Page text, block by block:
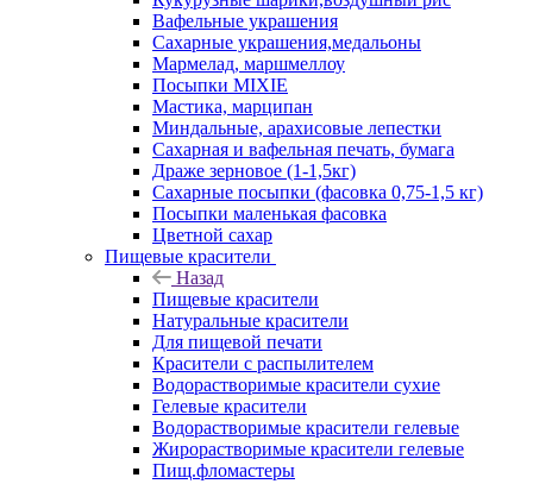
Вафельные украшения
Сахарные украшения,медальоны
Мармелад, маршмеллоу
Посыпки MIXIE
Мастика, марципан
Миндальные, арахисовые лепестки
Сахарная и вафельная печать, бумага
Драже зерновое (1-1,5кг)
Сахарные посыпки (фасовка 0,75-1,5 кг)
Посыпки маленькая фасовка
Цветной сахар
Пищевые красители
Назад
Пищевые красители
Натуральные красители
Для пищевой печати
Красители с распылителем
Водорастворимые красители сухие
Гелевые красители
Водорастворимые красители гелевые
Жирорастворимые красители гелевые
Пищ.фломастеры